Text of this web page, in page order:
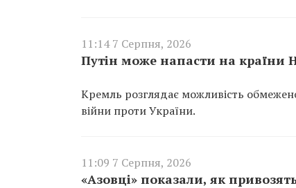
11:14 7 Серпня, 2026
Путін може напасти на країни
Кремль розглядає можливість
війни проти України.
11:09 7 Серпня, 2026
«Азовці» показали, як